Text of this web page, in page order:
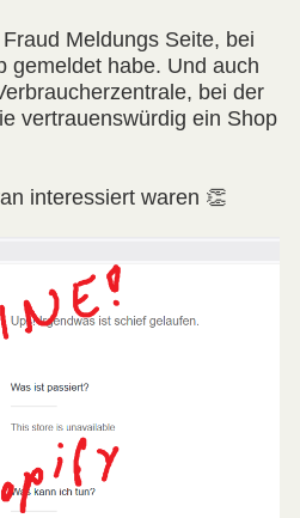
Meldungs Seite, bei
gemeldet habe. Und auch
bei der
vertrauenswürdig ein Shop
interessiert waren 👏